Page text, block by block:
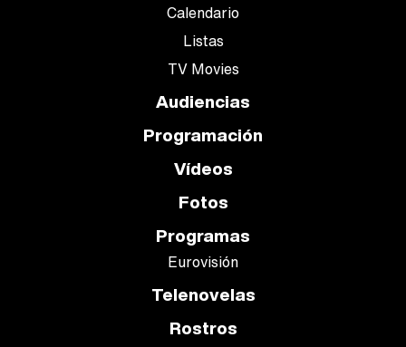
Calendario
Listas
TV Movies
Audiencias
Programación
Vídeos
Fotos
Programas
Eurovisión
Telenovelas
Rostros